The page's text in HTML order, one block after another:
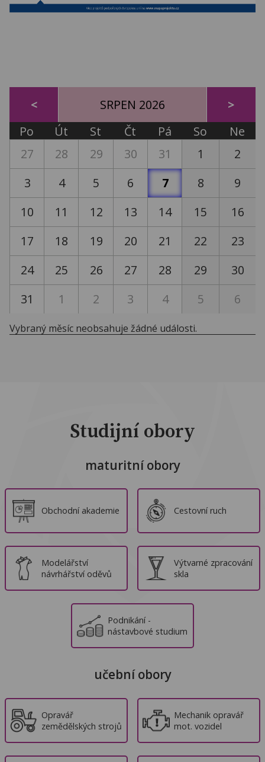
SRPEN 2026
Po
Út St Čt Pá So
Ne
27
28 29 30 31 1
2
3
4 5 6 7 8
9
10
11 12 13 14 15
16
17
18 19 20 21 22
23
24
25 26 27 28 29
30
31
1 2 3 4 5 6
Vybraný měsíc neobsahuje žádné události.
Studijní obory
maturitní obory
Obchodní akademie Cestovní ruch
Modelářství
návrhářství oděvů
Výtvarné zpracování
skla
Podnikání -
nástavbové studium
učební obory
Opravář
zemědělských strojů
Mechanik opravář
mot. vozidel